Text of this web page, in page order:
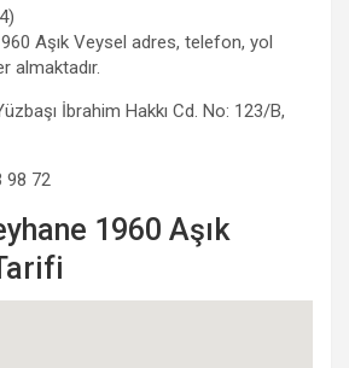
)
Aşık Veysel adres, telefon, yol
almaktadır.
İbrahim Hakkı Cd. No: 123/B,
98 72
1960 Aşık